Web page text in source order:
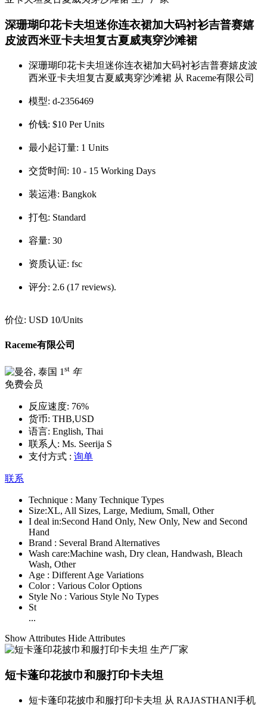
深珊瑚印花卡夫坦迷你连衣裙加大码衬衫吉普赛嬉
皮波西米亚卡夫坦复古夏威夷穿沙滩裙
深珊瑚印花卡夫坦迷你连衣裙加大码衬衫吉普赛嬉皮波
西米亚卡夫坦复古夏威夷穿沙滩裙 从 Raceme有限公司
模型: d-2356469
价钱: $10 Per Units
最小起订量: 1 Units
交货时间: 10 - 15 Working Days
装运港: Bangkok
打包: Standard
容量: 30
资质认证: fsc
评分: 2.6 (17 reviews).
价位: USD 10/Units
Raceme有限公司
1st 年
免费会员
反应速度: 76%
货币: THB,USD
语言: English, Thai
联系人: Ms. Seerija S
支付方式 : 询单
联系
Technique : Many Technique Types
Size:XL, All Sizes, Large, Medium, Small, Other
I deal in:Second Hand Only, New Only, New and Second
Hand
Brand : Several Brand Alternatives
Wash care:Machine wash, Dry clean, Handwash, Bleach
Wash, Other
Age : Different Age Variations
Color : Various Color Options
Style No : Various Style No Types
St
...
Show Attributes Hide Attributes
短卡蓬印花披巾和服打印卡夫坦
短卡蓬印花披巾和服打印卡夫坦 从 RAJASTHANI手机